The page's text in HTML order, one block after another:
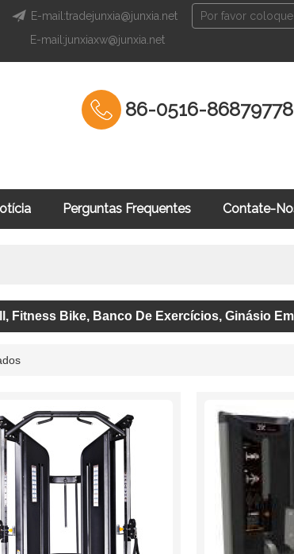
E-mail:tradejunxia@junxia.net
E-mail:junxiaxw@junxia.net
86-0516-86879778
Perguntas Frequentes Contate-
Fitness Bike, Banco De Exercícios, Ginásio